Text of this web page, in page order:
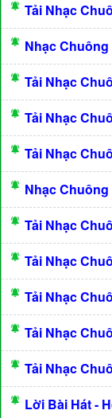
Tải Nhạc
Nhạc
Tải Nhạc
Tải Nhạc
Tải Nhạc
Nhạc
Tải Nhạc
Tải Nhạc
Tải Nhạc
Tải Nhạc
Tải Nhạc
Lời Bài Hát -